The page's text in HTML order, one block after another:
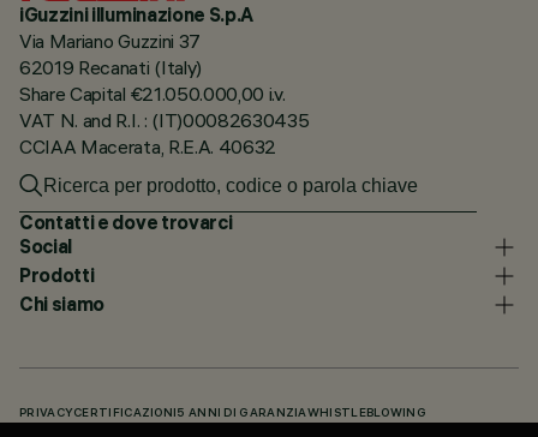
iGuzzini illuminazione S.p.A
Via Mariano Guzzini 37
62019 Recanati (Italy)
Share Capital €21.050.000,00 i.v.
VAT N. and R.I. : (IT)00082630435
CCIAA Macerata, R.E.A. 40632
Contatti e dove trovarci
Social
Prodotti
Chi siamo
PRIVACY CERTIFICAZIONI 5 ANNI DI GARANZIAWHISTLEBLOWING